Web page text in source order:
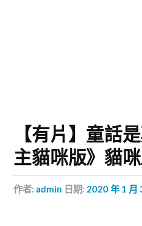
【有片】童話
主貓咪版》貓
作者:admin 日期: 2020 年 1 月